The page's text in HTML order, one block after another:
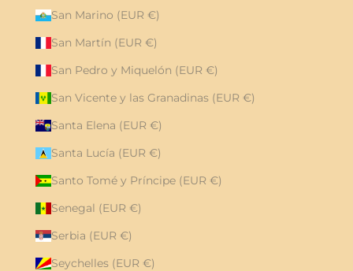
San Marino (EUR €)
San Martín (EUR €)
San Pedro y Miquelón (EUR €)
San Vicente y las Granadinas (EUR €)
Santa Elena (EUR €)
Santa Lucía (EUR €)
Santo Tomé y Príncipe (EUR €)
Senegal (EUR €)
Serbia (EUR €)
Seychelles (EUR €)